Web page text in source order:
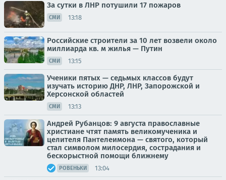
За сутки в ЛНР потушили 17 пожаров
СМИ 13:18
Российские строители за 10 лет возвели около
миллиарда кв. м жилья — Путин
СМИ 13:15
Ученики пятых — седьмых классов будут
изучать историю ДНР, ЛНР, Запорожской и
Херсонской областей
СМИ 13:13
Андрей Рубанцов: 9 августа православные
христиане чтят память великомученика и
целителя Пантелеимона — святого, который
стал символом милосердия, сострадания и
бескорыстной помощи ближнему
РОВЕНЬКИ 13:04